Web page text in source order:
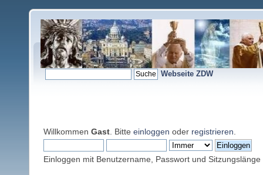
Webseite ZDW
Willkommen Gast . Bitte einloggen oder registrieren
Einloggen mit Benutzername, Passwort und Sitzungslänge